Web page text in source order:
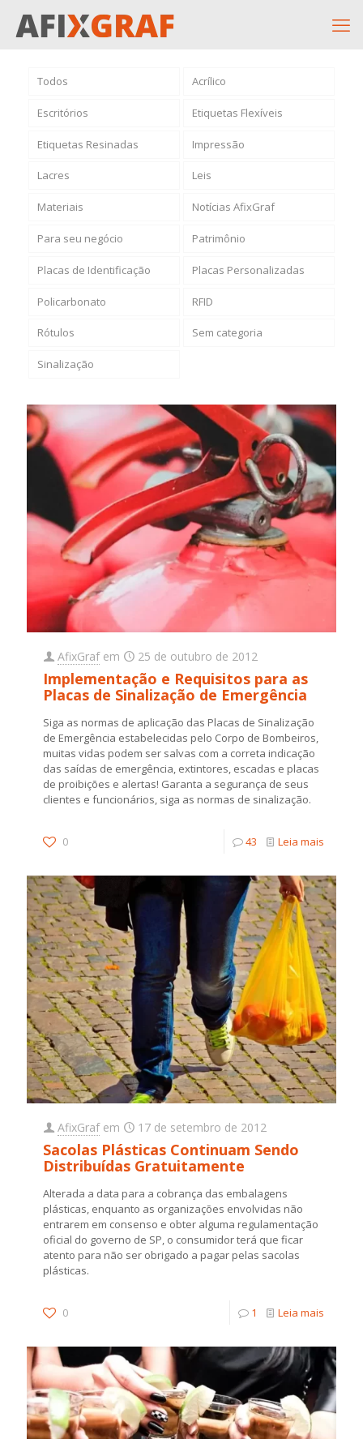
Todos Acrílico
Escritórios Etiquetas Flexíveis
Etiquetas Resinadas Impressão
Lacres Leis
Materiais Notícias AfixGraf
Para seu negócio Patrimônio
Placas de Identificação Placas Personalizadas
Policarbonato RFID
Rótulos Sem categoria
Sinalização
AfixGraf em 25 de outubro de 2012
Implementação e Requisitos para as
Placas de Sinalização de Emergência
Siga as normas de aplicação das Placas de Sinalização
de Emergência estabelecidas pelo Corpo de Bombeiros,
muitas vidas podem ser salvas com a correta indicação
das saídas de emergência, extintores, escadas e placas
de proibições e alertas! Garanta a segurança de seus
clientes e funcionários, siga as normas de sinalização.
0 43 Leia mais
AfixGraf em 17 de setembro de 2012
Sacolas Plásticas Continuam Sendo
Distribuídas Gratuitamente
Alterada a data para a cobrança das embalagens
plásticas, enquanto as organizações envolvidas não
entrarem em consenso e obter alguma regulamentação
oficial do governo de SP, o consumidor terá que ficar
atento para não ser obrigado a pagar pelas sacolas
plásticas.
0 1 Leia mais